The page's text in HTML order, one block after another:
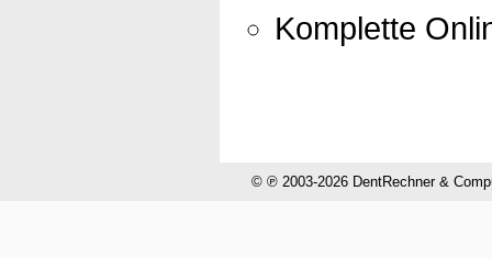
Komplette
© ℗ 2003-2026 DentRechner &